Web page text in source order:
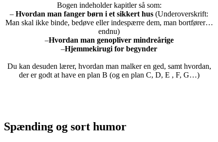
Bogen indeholder kapitler så som:
– Hvordan man fanger børn i et sikkert hus (Underoverskrift:
Man skal ikke binde, bedøve eller indespærre dem, man bortfører…
endnu)
–Hvordan man genopliver mindreårige
–Hjemmekirugi for begynder
Du kan desuden lærer, hvordan man malker en ged, samt hvordan,
der er godt at have en plan B (og en plan C, D, E , F, G…)
Spænding og sort humor